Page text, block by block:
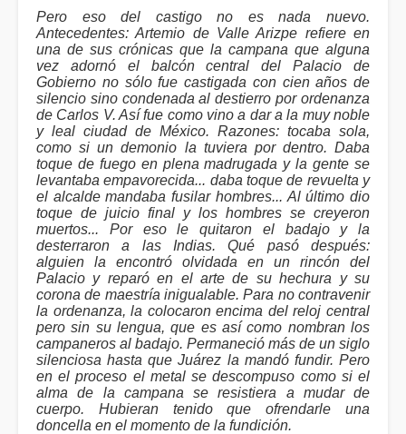
Pero eso del castigo no es nada nuevo.
Antecedentes: Artemio de Valle Arizpe refiere en
una de sus crónicas que la campana que alguna
vez adornó el balcón central del Palacio de
Gobierno no sólo fue castigada con cien años de
silencio sino condenada al destierro por ordenanza
de Carlos V. Así fue como vino a dar a la muy noble
y leal ciudad de México. Razones: tocaba sola,
como si un demonio la tuviera por dentro. Daba
toque de fuego en plena madrugada y la gente se
levantaba empavorecida... daba toque de revuelta y
el alcalde mandaba fusilar hombres... Al último dio
toque de juicio final y los hombres se creyeron
muertos... Por eso le quitaron el badajo y la
desterraron a las Indias. Qué pasó después:
alguien la encontró olvidada en un rincón del
Palacio y reparó en el arte de su hechura y su
corona de maestría inigualable. Para no contravenir
la ordenanza, la colocaron encima del reloj central
pero sin su lengua, que es así como nombran los
campaneros al badajo. Permaneció más de un siglo
silenciosa hasta que Juárez la mandó fundir. Pero
en el proceso el metal se descompuso como si el
alma de la campana se resistiera a mudar de
cuerpo. Hubieran tenido que ofrendarle una
doncella en el momento de la fundición.